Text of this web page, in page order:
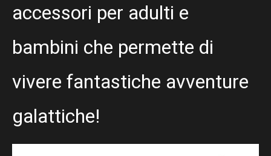
accessori per adulti e
bambini che permette di
vivere fantastiche avventure
galattiche!